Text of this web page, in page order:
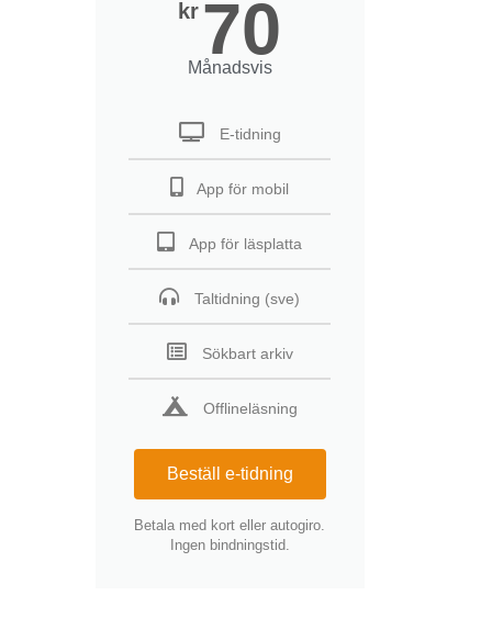
kr 70
Månadsvis
E-tidning
App för mobil
App för läsplatta
Taltidning (sve)
Sökbart arkiv
Offlineläsning
Beställ e-tidning
Betala med kort eller autogiro.
Ingen bindningstid.